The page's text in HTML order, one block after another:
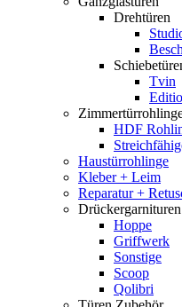
Drehtüren
Tvin
HDF
Haustürrohlinge
Kleber + Leim
Reparatur +
Drückergarnituren
Hoppe
Griffwerk
Sonstige
Scoop
Qolibri